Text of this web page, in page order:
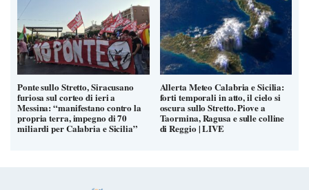
Ponte sullo Stretto, Siracusano
furiosa sul corteo di ieri a
Messina: “manifestano contro la
propria terra, impegno di 70
miliardi per Calabria e Sicilia”
Allerta Meteo Calabria e Sicilia:
forti temporali in atto, il cielo si
oscura sullo Stretto. Piove a
Taormina, Ragusa e sulle colline
di Reggio | LIVE